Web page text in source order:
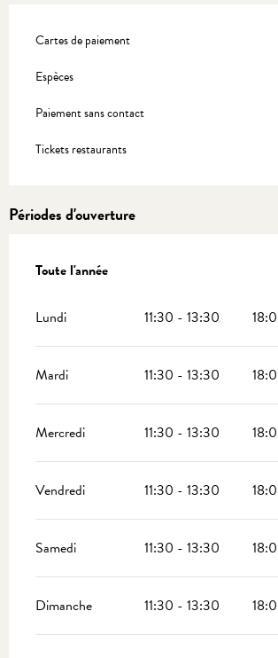
Cartes de paiement
Espèces
Paiement sans contact
Tickets restaurants
Périodes d'ouverture
Toute l'année
Toute l'année
Lundi 11:30 - 13:30
Mardi 11:30 - 13:30
Mercredi 11:30 - 13:30
Vendredi 11:30 - 13:30
Samedi 11:30 - 13:30
Dimanche 11:30 - 13:30